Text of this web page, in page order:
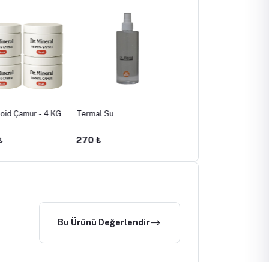
Çamur - 4 KG Termal Su
270 ₺
Bu Ürünü Değerlendir